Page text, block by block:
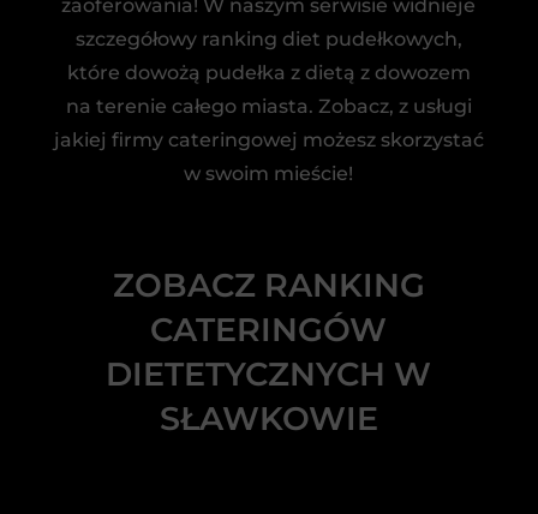
zaoferowania! W naszym serwisie widnieje
szczegółowy ranking diet pudełkowych,
które dowożą pudełka z dietą z dowozem
na terenie całego miasta. Zobacz, z usługi
jakiej firmy cateringowej możesz skorzystać
w swoim mieście!
ZOBACZ RANKING
CATERINGÓW
DIETETYCZNYCH W
SŁAWKOWIE